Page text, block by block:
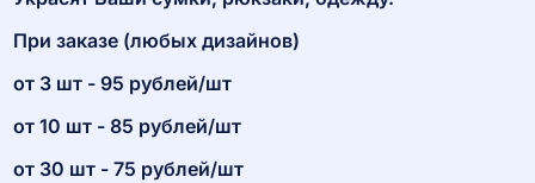
При заказе (любых дизайнов)
от 3 шт - 95 рублей/шт
от 10 шт - 85 рублей/шт
от 30 шт - 75 рублей/шт